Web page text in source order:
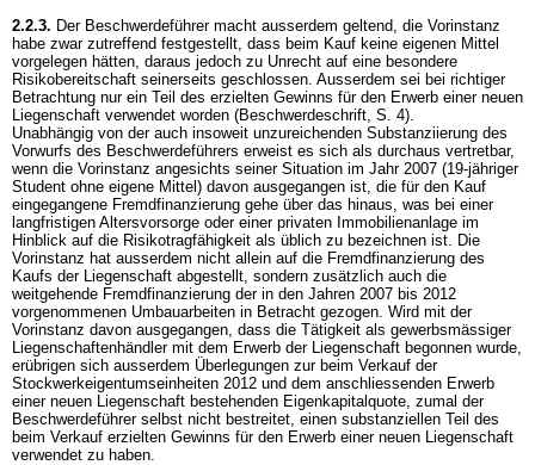
2.2.3. Der Beschwerdeführer macht ausserdem geltend, die Vorinstanz
habe zwar zutreffend festgestellt, dass beim Kauf keine eigenen Mittel
vorgelegen hätten, daraus jedoch zu Unrecht auf eine besondere
Risikobereitschaft seinerseits geschlossen. Ausserdem sei bei richtiger
Betrachtung nur ein Teil des erzielten Gewinns für den Erwerb einer neuen
Liegenschaft verwendet worden (Beschwerdeschrift, S. 4).
Unabhängig von der auch insoweit unzureichenden Substanziierung des
Vorwurfs des Beschwerdeführers erweist es sich als durchaus vertretbar,
wenn die Vorinstanz angesichts seiner Situation im Jahr 2007 (19-jähriger
Student ohne eigene Mittel) davon ausgegangen ist, die für den Kauf
eingegangene Fremdfinanzierung gehe über das hinaus, was bei einer
langfristigen Altersvorsorge oder einer privaten Immobilienanlage im
Hinblick auf die Risikotragfähigkeit als üblich zu bezeichnen ist. Die
Vorinstanz hat ausserdem nicht allein auf die Fremdfinanzierung des
Kaufs der Liegenschaft abgestellt, sondern zusätzlich auch die
weitgehende Fremdfinanzierung der in den Jahren 2007 bis 2012
vorgenommenen Umbauarbeiten in Betracht gezogen. Wird mit der
Vorinstanz davon ausgegangen, dass die Tätigkeit als gewerbsmässiger
Liegenschaftenhändler mit dem Erwerb der Liegenschaft begonnen wurde,
erübrigen sich ausserdem Überlegungen zur beim Verkauf der
Stockwerkeigentumseinheiten 2012 und dem anschliessenden Erwerb
einer neuen Liegenschaft bestehenden Eigenkapitalquote, zumal der
Beschwerdeführer selbst nicht bestreitet, einen substanziellen Teil des
beim Verkauf erzielten Gewinns für den Erwerb einer neuen Liegenschaft
verwendet zu haben.